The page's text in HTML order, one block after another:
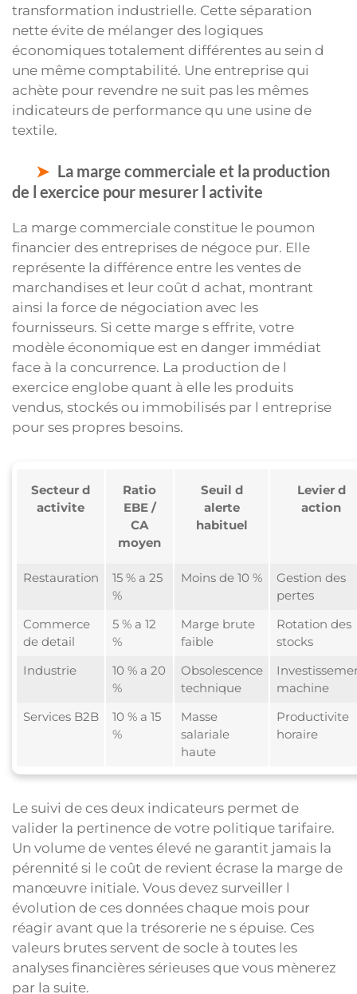
transformation industrielle. Cette séparation
nette évite de mélanger des logiques
économiques totalement différentes au sein d
une même comptabilité. Une entreprise qui
achète pour revendre ne suit pas les mêmes
indicateurs de performance qu une usine de
textile.
La marge commerciale et la production
de l exercice pour mesurer l activite
La marge commerciale constitue le poumon
financier des entreprises de négoce pur. Elle
représente la différence entre les ventes de
marchandises et leur coût d achat, montrant
ainsi la force de négociation avec les
fournisseurs. Si cette marge s effrite, votre
modèle économique est en danger immédiat
face à la concurrence. La production de l
exercice englobe quant à elle les produits
vendus, stockés ou immobilisés par l entreprise
pour ses propres besoins.
Secteur d
activite
Ratio
EBE /
CA
moyen
Seuil d
alerte
habituel
Levier d
action
Restauration
15 % a 25
%
Moins de 10 %
Gestion des
pertes
Commerce
de detail
5 % a 12
%
Marge brute
faible
Rotation des
stocks
Industrie
10 % a 20
%
Obsolescence
technique
machine
Services B2B
10 % a 15
%
Masse
salariale
haute
Productivite
horaire
Le suivi de ces deux indicateurs permet de
valider la pertinence de votre politique tarifaire.
Un volume de ventes élevé ne garantit jamais la
pérennité si le coût de revient écrase la marge de
manœuvre initiale. Vous devez surveiller l
évolution de ces données chaque mois pour
réagir avant que la trésorerie ne s épuise. Ces
valeurs brutes servent de socle à toutes les
analyses financières sérieuses que vous mènerez
par la suite.